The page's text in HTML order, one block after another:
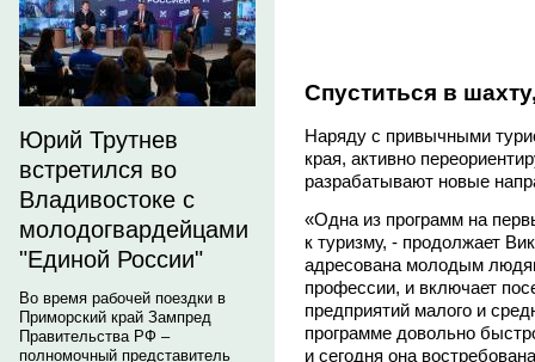
Юрий Трутнев
встретился во
Владивостоке с
молодогвардейцами
"Единой России"
Во время рабочей поездки в
Приморский край Зампред
Правительства РФ –
полномочный представитель
Спуститься в
Наряду с привычными
края, активно
разрабатывают новые
«Одна из программ на
к туризму, - продолжает
адресована молодым
профессии, и включает
предприятий малого и
программе довольно
и сегодня она